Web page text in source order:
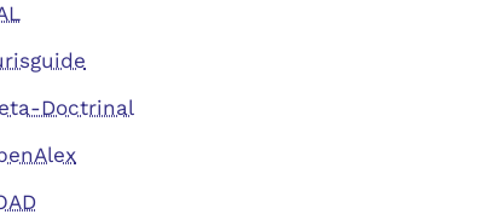
Doctrinal